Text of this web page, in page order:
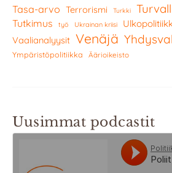
Tasa-arvo Terrorismi Turkki
Tutkimus työ Ukrainan kriisi
Vaalianalyysit Venäjä
Ympäristöpolitiikka Äärioikeisto
Uusimmat podcastit